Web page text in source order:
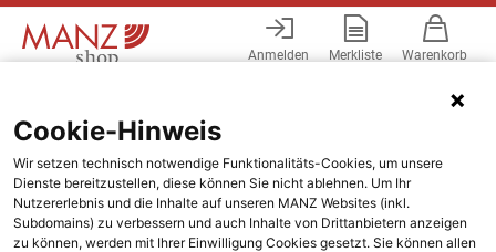
Anmelden Merkliste Warenkorb
Cookie-Hinweis
Wir setzen technisch notwendige Funktionalitäts-Cookies, um unsere
Dienste bereitzustellen, diese können Sie nicht ablehnen. Um Ihr
Nutzererlebnis und die Inhalte auf unseren MANZ Websites (inkl.
Subdomains) zu verbessern und auch Inhalte von Drittanbietern anzeigen
zu können, werden mit Ihrer Einwilligung Cookies gesetzt. Sie können allen